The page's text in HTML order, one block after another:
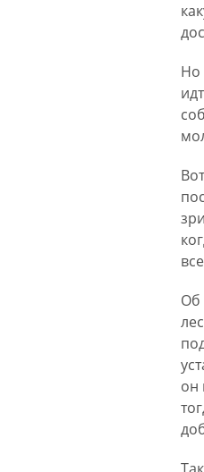
Но
Об
он